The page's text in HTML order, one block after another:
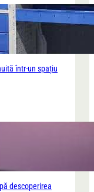
într-un spațiu
descoperirea